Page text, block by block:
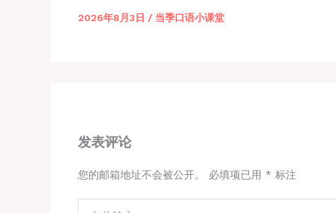
2026年8月3日 / 当季口语小课堂
发表评论
您的邮箱地址不会被公开。 必填项已用 * 标注